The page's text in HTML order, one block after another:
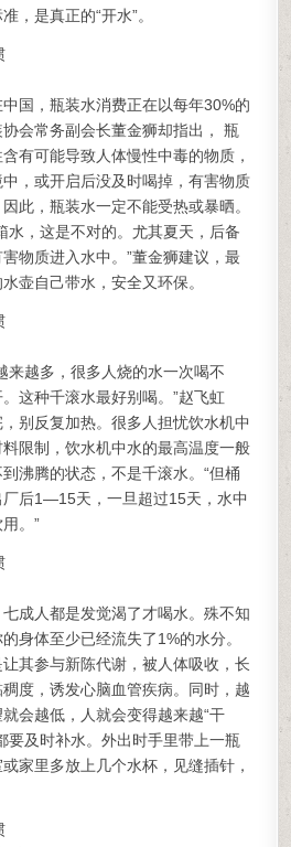
，是真正的“开水”。
国，瓶装水消费正在以每年30%的
会常务副会长董金狮却指出， 瓶
有可能导致人体慢性中毒的物质，
，或开启后没及时喝掉，有害物质
此，瓶装水一定不能受热或暴晒。
水，这是不对的。尤其夏天，后备
物质进入水中。”董金狮建议，最
壶自己带水，安全又环保。
来越多，很多人烧的水一次喝不
这种千滚水最好别喝。”赵飞虹
别反复加热。很多人担忧饮水机中
限制，饮水机中水的最高温度一般
沸腾的状态，不是千滚水。“但桶
后1—15天，一旦超过15天，水中
。”
成人都是发觉渴了才喝水。殊不知
身体至少已经流失了1%的水分。
其参与新陈代谢，被人体吸收，长
度，诱发心脑血管疾病。同时，越
会越低，人就会变得越来越“干
要及时补水。外出时手里带上一瓶
家里多放上几个水杯，见缝插针，